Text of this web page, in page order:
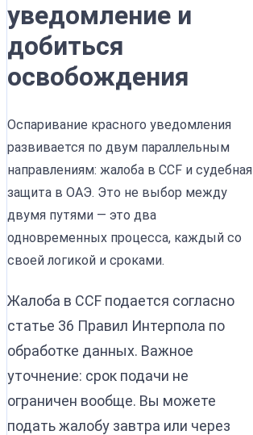
уведомление и
добиться
освобождения
Оспаривание красного уведомления
развивается по двум параллельным
направлениям: жалоба в CCF и судебная
защита в ОАЭ. Это не выбор между
двумя путями — это два
одновременных процесса, каждый со
своей логикой и сроками.
Жалоба в CCF подается согласно
статье 36 Правил Интерпола по
обработке данных. Важное
уточнение: срок подачи не
ограничен вообще. Вы можете
подать жалобу завтра или через